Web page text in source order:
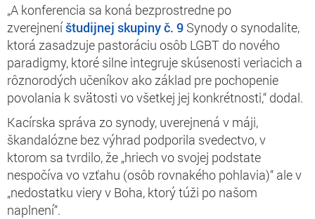
„A konferencia sa koná bezprostredne po
zverejneníštudijnej skupiny č. 9 Synody o synodalite,
ktorá zasadzuje pastoráciu osôb LGBT do nového
paradigmy, ktoré silne integruje skúsenosti veriacich a
rôznorodých učeníkov ako základ pre pochopenie
povolania k svätosti vo všetkej jej konkrétnosti,“ dodal.
Kacírska správa zo synody, uverejnená v máji,
škandalózne bez výhrad podporila svedectvo, v
ktorom sa tvrdilo, že „hriech vo svojej podstate
nespočíva vo vzťahu (osôb rovnakého pohlavia)“ ale v
„nedostatku viery v Boha, ktorý túži po našom
naplnení“.